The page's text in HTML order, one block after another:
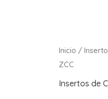
Inicio /
ZCC
Insertos de